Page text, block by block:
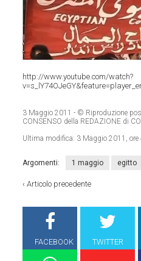
http://www.youtube.com/watch?
3 Maggio 2011 - © Riproduzione
CONSENSO della REDAZIONE di
Ultima modifica: 3 Maggio 2011, ore
Argomenti: 1 maggio egitto
‹Articolo precedente
FACEBOOK TWITTER